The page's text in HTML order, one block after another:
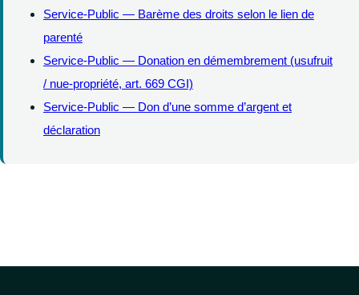
Service-Public — Barème des droits selon le lien de
parenté
Service-Public — Donation en démembrement (usufruit
/ nue-propriété, art. 669 CGI)
Service-Public — Don d’une somme d’argent et
déclaration